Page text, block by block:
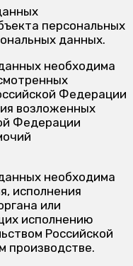
персональных
данных.
необходима
Федерации
возложенных
Федерации
необходима
исполнения
или
исполнению
Российской
производстве.